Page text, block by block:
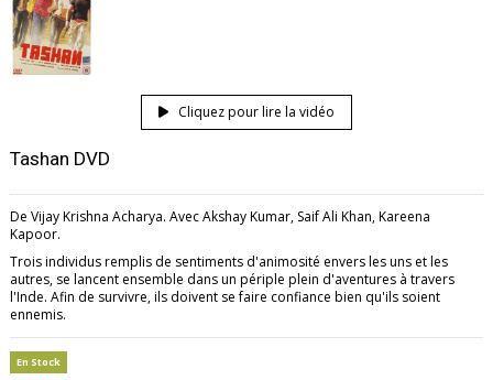
Cliquez pour lire la vidéo
Tashan DVD
De Vijay Krishna Acharya. Avec Akshay Kumar, Saif Ali Khan, Kareena
Kapoor.
Trois individus remplis de sentiments d'animosité envers les uns et les
autres, se lancent ensemble dans un périple plein d'aventures à travers
l'Inde. Afin de survivre, ils doivent se faire confiance bien qu'ils soient
ennemis.
En Stock